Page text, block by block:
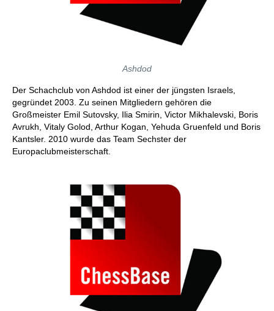
Ashdod
Der Schachclub von Ashdod ist einer der jüngsten Israels,
gegründet 2003. Zu seinen Mitgliedern gehören die
Großmeister Emil Sutovsky, Ilia Smirin, Victor Mikhalevski, Boris
Avrukh, Vitaly Golod, Arthur Kogan, Yehuda Gruenfeld und Boris
Kantsler. 2010 wurde das Team Sechster der
Europaclubmeisterschaft.